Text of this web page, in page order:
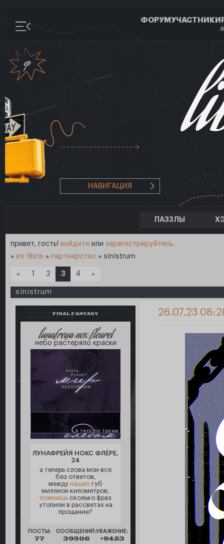
ФОРУМУЧАСТНИКИ
НАВИГАЦИЯ
ПАЗЗЛЫ
привет, гость! войдите или зарегистрируйтесь.
» ex libris » партнерство » sinistrum
« 1 2 3 4 »
sinistrum
FINAL FANTASY
lunafreya nox fleuret
небо растеряло краски
ЛУНАФРЕЙЯ НОКС ФЛЁРЕ,
24
а теперь слова мои все
без ответов,
между наших губ
миллион километров,
помнишьсколько фраз
утопили в рассветах на
прощание?
ПОСТЫ:
77
СООБЩЕНИЙ:
39506
УВАЖЕНИЕ:
+9423
26.07.23